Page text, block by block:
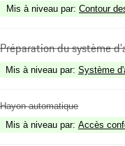
Mis à niveau par: Contour
Préparation du système
Mis à niveau par: Système
Hayon automatique
Mis à niveau par: Accès